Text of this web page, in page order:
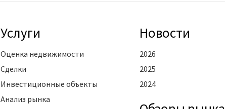
Услуги
Оценка недвижимости
Сделки
Инвестиционные объекты
Анализ рынка
Новости
2026
2025
2024